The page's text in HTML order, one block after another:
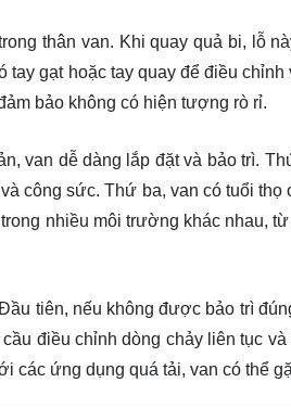
thân van. Khi quay quả bi, lỗ
gạt hoặc tay quay để điều
bảo không có hiện tượng rò rỉ.
van dễ dàng lắp đặt và bảo trì.
công sức. Thứ ba, van có tuổi thọ
nhiều môi trường khác nhau,
tiên, nếu không được bảo trì
điều chỉnh dòng chảy liên tục
các ứng dụng quá tải, van có thể